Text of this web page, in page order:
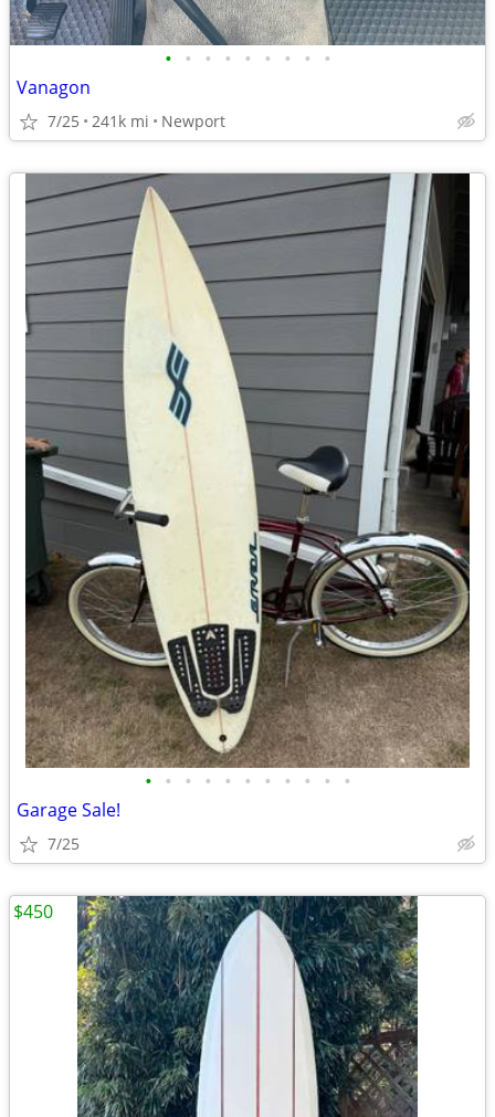
• • • • • • • • •
Vanagon
7/25 241k mi Newport
• • • • • • • • • • •
Garage Sale!
7/25
$450